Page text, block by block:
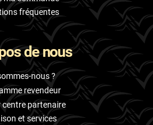
fréquentes
de nous
nous ?
revendeur
centre partenaire
et services